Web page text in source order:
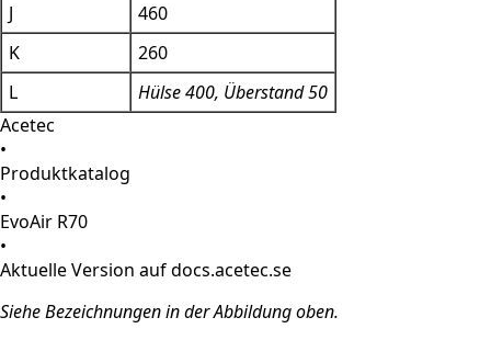
J
460
K
260
L
Hülse 400, Überstand 50
Acetec
•
Produktkatalog
•
EvoAir R70
•
Aktuelle Version auf docs.acetec.se
Siehe Bezeichnungen in der Abbildung oben.